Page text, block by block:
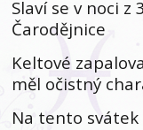
Slaví se v noci z
Čarodějnice
Keltové
měl očistný
Na tento svátek